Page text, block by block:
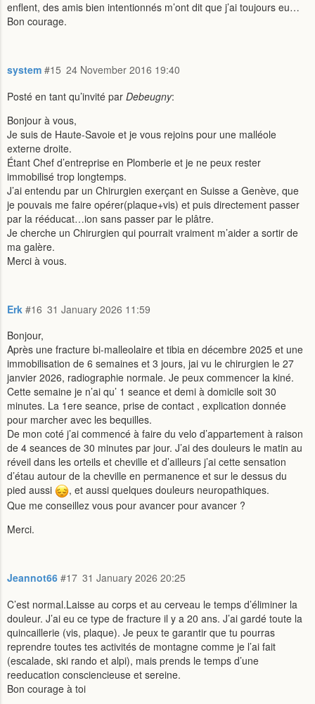
enflent, des amis bien intentionnés m’ont dit que j’ai toujours eu…
Bon courage.
system 24 November 2016 19:40
#15
Posté en tant qu’invité par Debeugny:
Bonjour à vous,
Je suis de Haute-Savoie et je vous rejoins pour une malléole
externe droite.
Étant Chef d’entreprise en Plomberie et je ne peux rester
immobilisé trop longtemps.
J’ai entendu par un Chirurgien exerçant en Suisse a Genève, que
je pouvais me faire opérer(plaque+vis) et puis directement passer
par la rééducat…ion sans passer par le plâtre.
Je cherche un Chirurgien qui pourrait vraiment m’aider a sortir de
ma galère.
Merci à vous.
Erk 31 January 2026 11:59
#16
Bonjour,
Après une fracture bi-malleolaire et tibia en décembre 2025 et une
immobilisation de 6 semaines et 3 jours, jai vu le chirurgien le 27
janvier 2026, radiographie normale. Je peux commencer la kiné.
Cette semaine je n’ai qu’ 1 seance et demi à domicile soit 30
minutes. La 1ere seance, prise de contact , explication donnée
pour marcher avec les bequilles.
De mon coté j’ai commencé à faire du velo d’appartement à raison
de 4 seances de 30 minutes par jour. J’ai des douleurs le matin au
réveil dans les orteils et cheville et d’ailleurs j’ai cette sensation
d’étau autour de la cheville en permanence et sur le dessus du
pied aussi
, et aussi quelques douleurs neuropathiques.
Que me conseillez vous pour avancer pour avancer ?
Merci.
Jeannot66 31 January 2026 20:25
#17
C’est normal.Laisse au corps et au cerveau le temps d’éliminer la
douleur. J’ai eu ce type de fracture il y a 20 ans. J’ai gardé toute la
quincaillerie (vis, plaque). Je peux te garantir que tu pourras
reprendre toutes tes activités de montagne comme je l’ai fait
(escalade, ski rando et alpi), mais prends le temps d’une
reeducation consciencieuse et sereine.
Bon courage à toi